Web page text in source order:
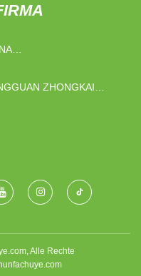
ZHONGKAI
Alle Rechte